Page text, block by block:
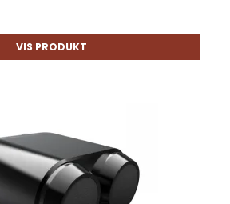
VIS PRODUKT